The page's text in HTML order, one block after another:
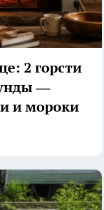
2 горсти
—
и мороки